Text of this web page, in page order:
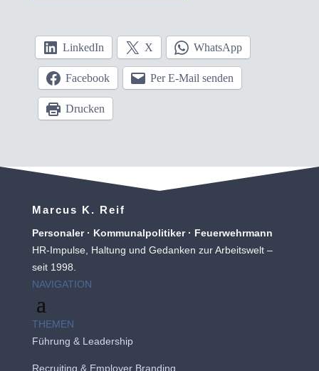
LinkedIn X WhatsApp
Facebook Per E-Mail senden
Drucken
Marcus K. Reif
Personaler · Kommunalpolitiker · Feuerwehrmann
HR-Impulse, Haltung und Gedanken zur Arbeitswelt –
seit 1998.
NAVIGATION
THEMEN
Führung & Leadership
Recruiting & Employer Branding